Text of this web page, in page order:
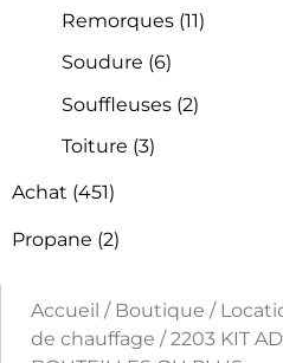
Remorques (11)
Soudure (6)
Souffleuses (2)
Toiture (3)
Achat (451)
Propane (2)
Accueil / Boutique /
de chauffage / 2203 KIT